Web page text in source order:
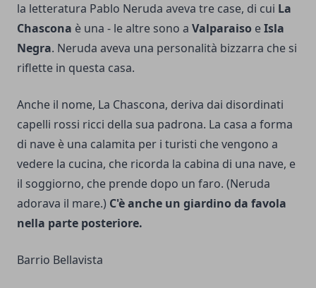
la letteratura Pablo Neruda aveva tre case, di cui La
Chascona è una - le altre sono a Valparaiso eIsla
Negra. Neruda aveva una personalità bizzarra che si
riflette in questa casa.
Anche il nome, La Chascona, deriva dai disordinati
capelli rossi ricci della sua padrona. La casa a forma
di nave è una calamita per i turisti che vengono a
vedere la cucina, che ricorda la cabina di una nave, e
il soggiorno, che prende dopo un faro. (Neruda
adorava il mare.) C'è anche un giardino da favola
nella parte posteriore.
Barrio Bellavista